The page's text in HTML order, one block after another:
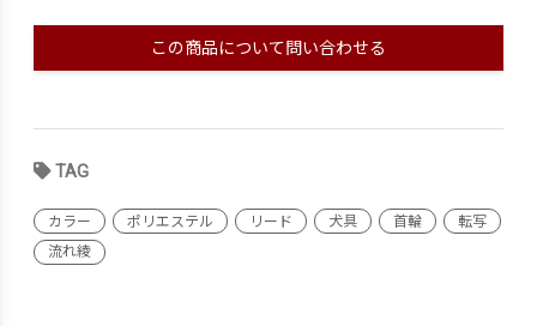
この商品について問い合わせる
TAG
カラー ポリエステル リード 犬具 首輪
転写
流れ綾